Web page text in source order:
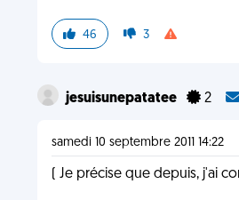
46 3
jesuisunepatatee 2
samedi 10 septembre 2011 14:22
( Je précise que depuis, j'ai